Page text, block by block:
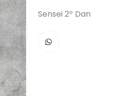
Sensei 2º Dan